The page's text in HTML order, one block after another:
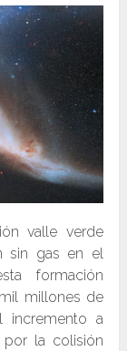
valle verde
sin gas en el
formación
millones de
incremento a
la colisión